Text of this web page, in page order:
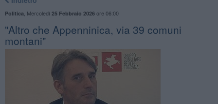
Politica Mercoledì 25 Febbraio 2026ore 06:00
"Altro che Appenninica, via 39 comuni
montani"